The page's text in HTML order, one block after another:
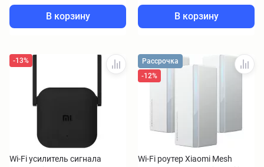
В корзину В корзину
-13%
Wi-Fi усилитель сигнала
Рассрочка
-12%
Wi-Fi роутер Xiaomi Mesh